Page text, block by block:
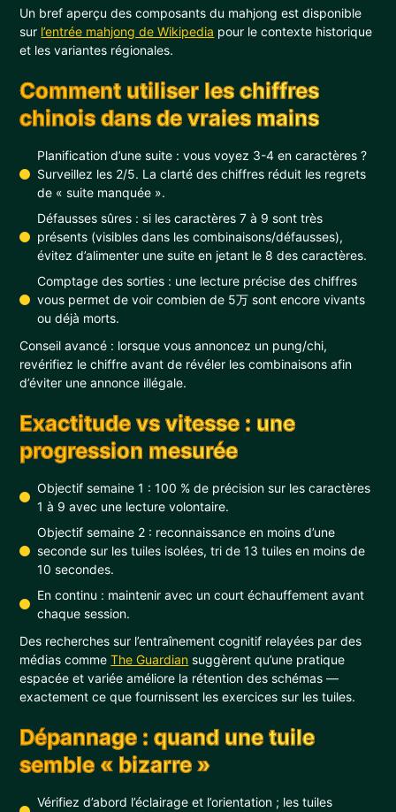
Un bref aperçu des composants du mahjong est disponible
sur l’entrée mahjong de Wikipedia pour le contexte historique
et les variantes régionales.
Comment utiliser les chiffres
chinois dans de vraies mains
Planification d’une suite : vous voyez 3-4 en caractères ?
Surveillez les 2/5. La clarté des chiffres réduit les regrets
de « suite manquée ».
Défausses sûres : si les caractères 7 à 9 sont très
présents (visibles dans les combinaisons/défausses),
évitez d’alimenter une suite en jetant le 8 des caractères.
Comptage des sorties : une lecture précise des chiffres
vous permet de voir combien de 5万 sont encore vivants
ou déjà morts.
Conseil avancé : lorsque vous annoncez un pung/chi,
revérifiez le chiffre avant de révéler les combinaisons afin
d’éviter une annonce illégale.
Exactitude vs vitesse : une
progression mesurée
Objectif semaine 1 : 100 % de précision sur les caractères
1 à 9 avec une lecture volontaire.
Objectif semaine 2 : reconnaissance en moins d’une
seconde sur les tuiles isolées, tri de 13 tuiles en moins de
10 secondes.
En continu : maintenir avec un court échauffement avant
chaque session.
Des recherches sur l’entraînement cognitif relayées par des
médias commeThe Guardian suggèrent qu’une pratique
espacée et variée améliore la rétention des schémas —
exactement ce que fournissent les exercices sur les tuiles.
Dépannage : quand une tuile
semble « bizarre »
Vérifiez d’abord l’éclairage et l’orientation ; les tuiles